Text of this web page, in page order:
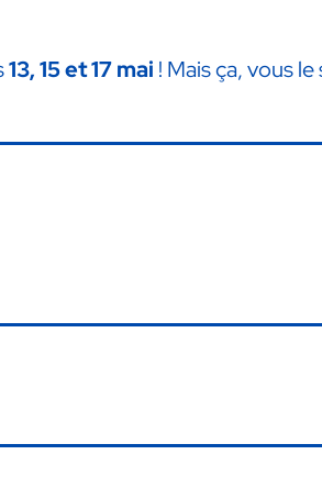
13, 15 et 17 mai ! Mais ça, vous